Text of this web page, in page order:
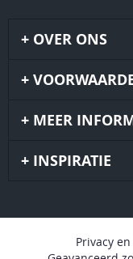
OVER ONS
MEER
INSPIRATIE
Privacy